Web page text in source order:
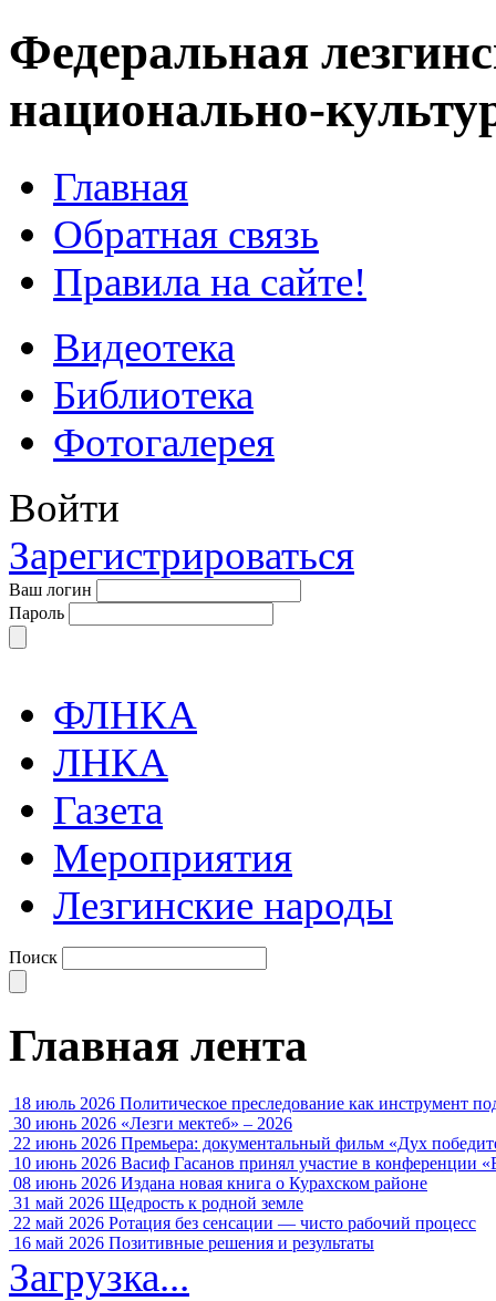
Федеральная
национально-
Главная
Обратная связь
Правила на сайте!
Видеотека
Библиотека
Фотогалерея
Войти
Зарегистрироваться
Ваш логин
Пароль
ФЛНКА
ЛНКА
Газета
Мероприятия
Лезгинские народы
Поиск
Главная лента
18 июль 2026 Политическое преследование как инструмент
30 июнь 2026 «Лезги мектеб» – 2026
22 июнь 2026 Премьера: документальный фильм «Дух
10 июнь 2026 Васиф Гасанов принял участие в конференции
08 июнь 2026 Издана новая книга о Курахском районе
31 май 2026 Щедрость к родной земле
22 май 2026 Ротация без сенсации — чисто рабочий процесс
16 май 2026 Позитивные решения и результаты
Загрузка...